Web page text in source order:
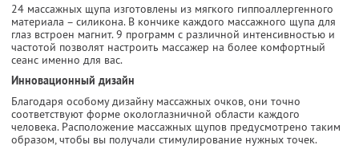
24 массажных щупа изготовлены из мягкого гиппоаллергенного
материала – силикона. В кончике каждого массажного щупа для
глаз встроен магнит. 9 программ с различной интенсивностью и
частотой позволят настроить массажер на более комфортный
сеанс именно для вас.
Инновационный дизайн
Благодаря особому дизайну массажных очков, они точно
соответствуют форме окологлазничной области каждого
человека. Расположение массажных щупов предусмотрено таким
образом, чтобы вы получали стимулирование нужных точек.